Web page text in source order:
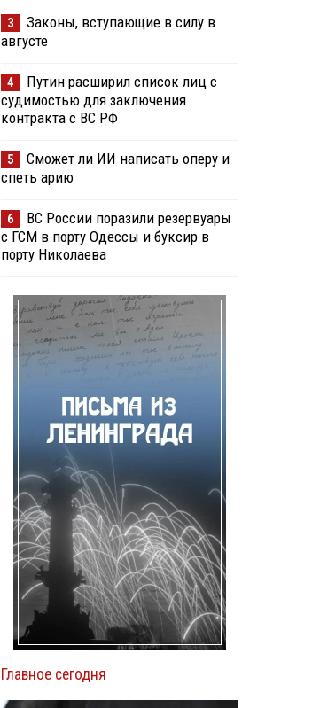
3
Законы, вступающие в силу в
августе
4
Путин расширил список лиц с
судимостью для заключения
контракта с ВС РФ
5
Сможет ли ИИ написать оперу и
спеть арию
6
ВС России поразили резервуары
с ГСМ в порту Одессы и буксир в
порту Николаева
Главное сегодня